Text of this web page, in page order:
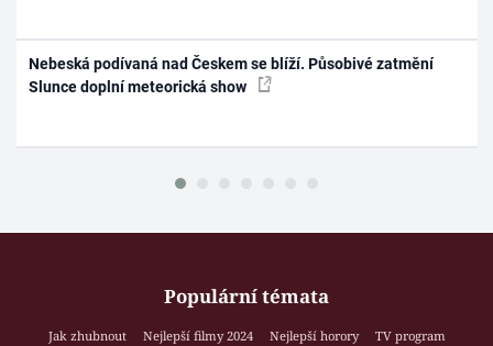
Nebeská podívaná nad Českem se blíží. Působivé zatmění
Slunce doplní meteorická show
Populární témata
Jak zhubnout Nejlepší filmy 2024 Nejlepší horory
TV program